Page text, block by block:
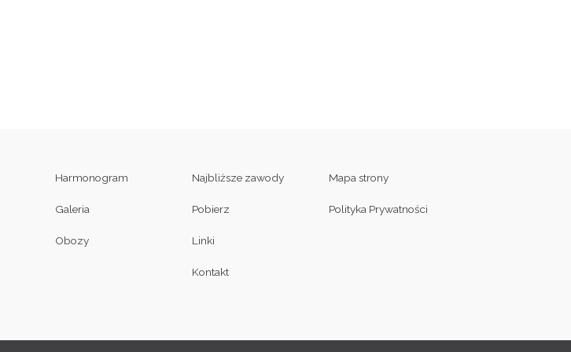
Harmonogram
Galeria
Obozy
Najbliższe zawody
Pobierz
Linki
Kontakt
Mapa strony
Polityka Prywatności